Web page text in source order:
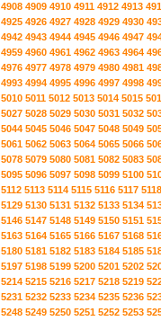
4908 4909 4910 4911 4912 4913
4925 4926 4927 4928 4929 4930
4942 4943 4944 4945 4946 4947
4959 4960 4961 4962 4963 4964
4976 4977 4978 4979 4980 4981
4993 4994 4995 4996 4997 4998
5010 5011 5012 5013 5014 5015
5027 5028 5029 5030 5031 5032
5044 5045 5046 5047 5048 5049
5061 5062 5063 5064 5065 5066
5078 5079 5080 5081 5082 5083
5095 5096 5097 5098 5099 5100
5112 5113 5114 5115 5116 5117 5118
5129 5130 5131 5132 5133 5134
5146 5147 5148 5149 5150 5151
5163 5164 5165 5166 5167 5168
5180 5181 5182 5183 5184 5185
5197 5198 5199 5200 5201 5202
5214 5215 5216 5217 5218 5219
5231 5232 5233 5234 5235 5236
5248 5249 5250 5251 5252 5253